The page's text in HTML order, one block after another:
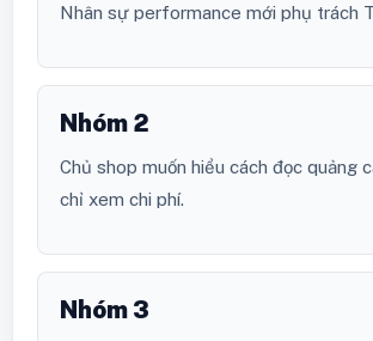
Nhân sự performance mới phụ trách
Nhóm 2
Chủ shop muốn hiểu cách đọc quảng
chỉ xem chi phí.
Nhóm 3